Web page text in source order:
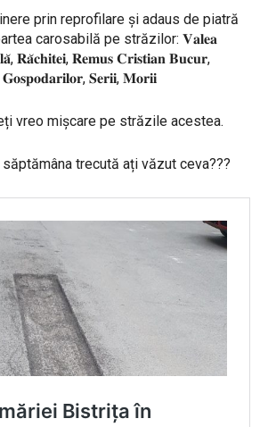
prin reprofilare și adaus de piatră
carosabilă pe străzilor: 𝐕𝐚𝐥𝐞𝐚
𝐑𝐚̆𝐜𝐡𝐢𝐭𝐞𝐢, 𝐑𝐞𝐦𝐮𝐬 𝐂𝐫𝐢𝐬𝐭𝐢𝐚𝐧 𝐁𝐮𝐜𝐮𝐫,
𝐆𝐨𝐬𝐩𝐨𝐝𝐚𝐫𝐢𝐥𝐨𝐫, 𝐒𝐞𝐫𝐢𝐢, 𝐌𝐨𝐫𝐢𝐢
vreo mișcare pe străzile acestea.
trecută ați văzut ceva???